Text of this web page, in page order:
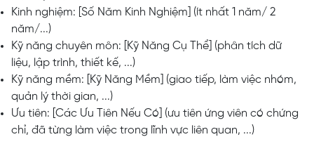
Kinh nghiệm: [Số Năm Kinh Nghiệm] (ít nhất 1 năm/ 2
năm/...)
Kỹ năng chuyên môn: [Kỹ Năng Cụ Thể] (phân tích dữ
liệu, lập trình, thiết kế, ...)
Kỹ năng mềm: [Kỹ Năng Mềm] (giao tiếp, làm việc nhóm,
quản lý thời gian, ...)
Ưu tiên: [Các Ưu Tiên Nếu Có] (ưu tiên ứng viên có chứng
chỉ, đã từng làm việc trong lĩnh vực liên quan, ...)